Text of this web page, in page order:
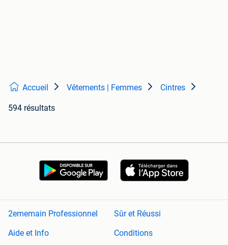
Accueil Vêtements | Femmes Cintres
594 résultats
2ememain Professionnel
Sûr et Réussi
Aide et Info
Conditions